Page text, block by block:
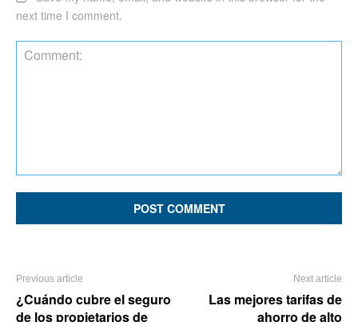
next time I comment.
Previous article
¿Cuándo cubre el seguro
de los propietarios de
Next article
Las mejores tarifas de
ahorro de alto